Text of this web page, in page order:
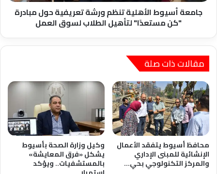
مستعدًا"
لسوق
جامعة أسيوط الأهلية تنظم ورشة تعريفية حول مبادرة
"كن مستعدًا" لتأهيل الطلاب لسوق العمل
مقالات ذات صلة
محافظ أسيوط يتفقد الأعمال
الإنشائية للمبنى الإداري
والمركز التكنولوجي بحي…
وكيل وزارة الصحة بأسيوط
يشكل «فرق المعايشة»
بالمستشفيات.. ويؤكد